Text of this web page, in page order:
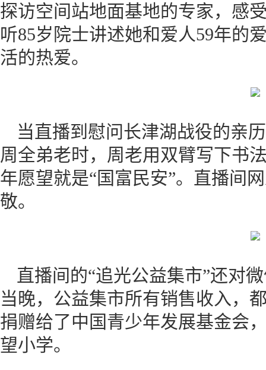
探访空间站地面基地的专家，感
听85岁院士讲述她和爱人59年的
活的热爱。
当直播到慰问长津湖战役的亲
周全弟老时，周老用双臂写下书
年愿望就是“国富民安”。直播间
敬。
直播间的“追光公益集市”还对
当晚，公益集市所有销售收入，
捐赠给了中国青少年发展基金会
望小学。